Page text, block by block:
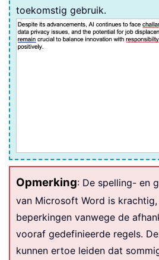
toekomstig gebruik.
Opmerking: De spelling- en
van Microsoft Word is
beperkingen vanwege de
vooraf gedefinieerde regels.
kunnen ertoe leiden dat